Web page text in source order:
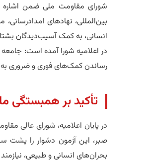
شورای مقاومت ملی ضمن اشاره
بین‌المللی، نهادهای
انسانی، به کمک آسیب‌دیدگان
در اعلامیه شورا آمده است:
رساندن کمک‌های فوری و ضروری
تأکید بر همبستگی
در پایان اعلامیه، شورای عالی
صبر، این آزمون دشوار را پشت
بحران‌های انسانی و طبیعی،